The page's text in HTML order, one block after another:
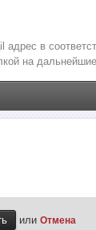
адрес в
на
или Отмена